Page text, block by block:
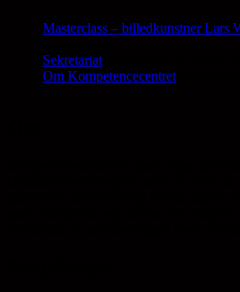
Masterclass – billedkunstner Lars
Sekretariat
Om Kompetencecentret